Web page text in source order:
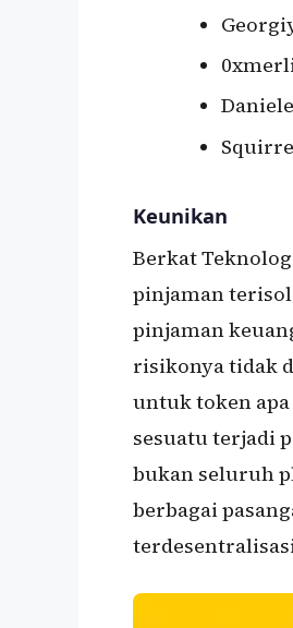
Keunikan
Berkat
pinjaman
pinjaman
risikonya tidak
untuk token
sesuatu terjadi
bukan seluruh
berbagai